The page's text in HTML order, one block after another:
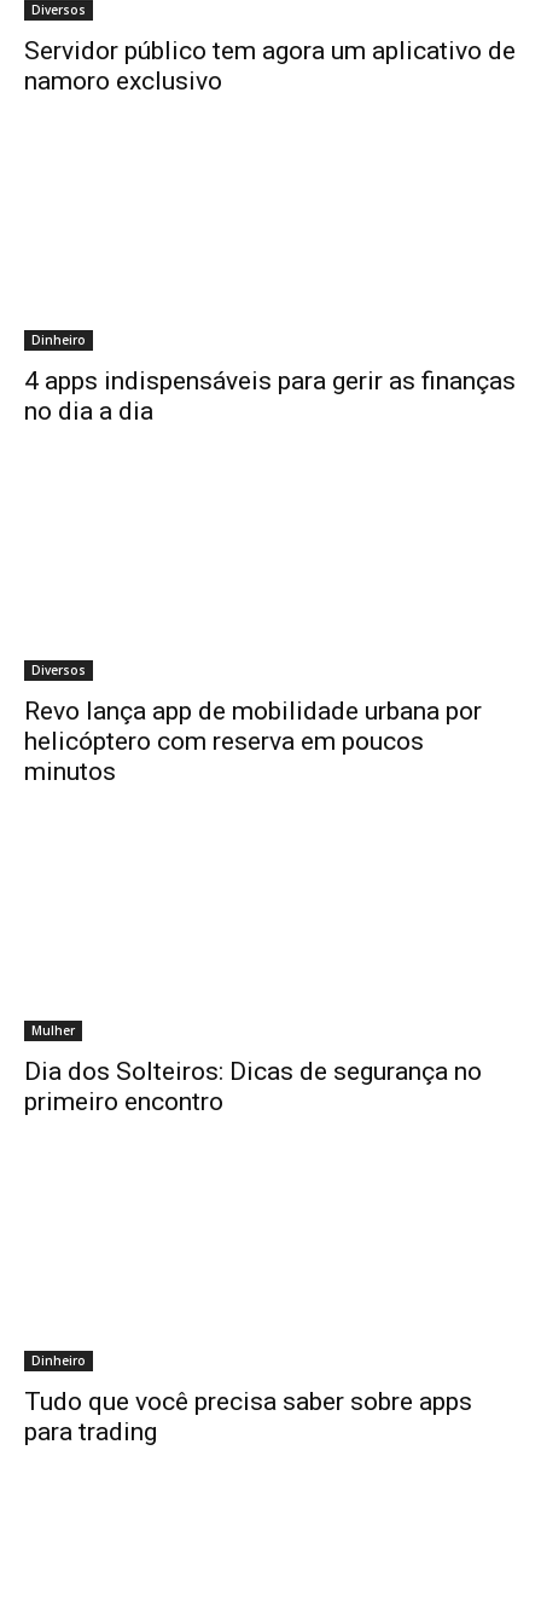
Diversos
Servidor público tem agora um aplicativo de
namoro exclusivo
Dinheiro
4 apps indispensáveis para gerir as finanças
no dia a dia
Diversos
Revo lança app de mobilidade urbana por
helicóptero com reserva em poucos
minutos
Mulher
Dia dos Solteiros: Dicas de segurança no
primeiro encontro
Dinheiro
Tudo que você precisa saber sobre apps
para trading